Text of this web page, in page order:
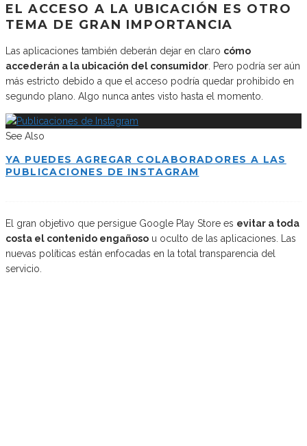
EL ACCESO A LA UBICACIÓN ES OTRO
TEMA DE GRAN IMPORTANCIA
Las aplicaciones también deberán dejar en claro cómo
accederán a la ubicación del consumidor . Pero podría ser aún
más estricto debido a que el acceso podría quedar prohibido en
segundo plano. Algo nunca antes visto hasta el momento.
See Also
YA PUEDES AGREGAR COLABORADORES A LAS
PUBLICACIONES DE INSTAGRAM
El gran objetivo que persigue Google Play Store es evitar a toda
costa el contenido engañoso u oculto de las aplicaciones. Las
nuevas políticas están enfocadas en la total transparencia del
servicio.